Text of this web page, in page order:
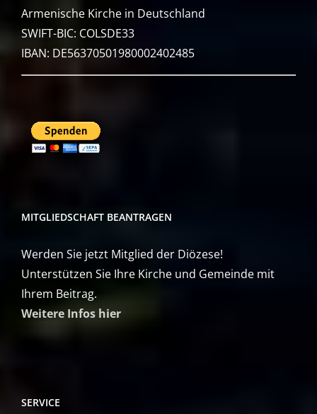
Armenische Kirche in Deutschland
SWIFT-BIC: COLSDE33
IBAN: DE56370501980002402485
MITGLIEDSCHAFT BEANTRAGEN
Werden Sie jetzt Mitglied der Diözese!
Unterstützen Sie Ihre Kirche und Gemeinde mit
Ihrem Beitrag.
Weitere Infos hier
SERVICE